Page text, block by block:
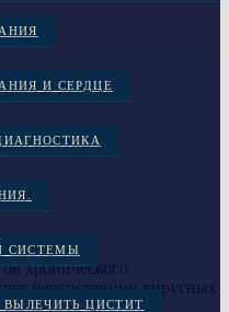
И СЕРДЦЕ
СИСТЕМЫ
ЦИСТИТ
конфликтом;
возможно
хронического
персистенции вирусных